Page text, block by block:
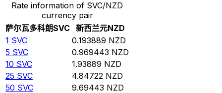
Rate information of SVC/NZD
currency pair
萨尔瓦多科朗SVC 新西兰元NZD
1 SVC 0.193889 NZD
5 SVC 0.969443 NZD
10 SVC 1.93889 NZD
25 SVC 4.84722 NZD
50 SVC 9.69443 NZD